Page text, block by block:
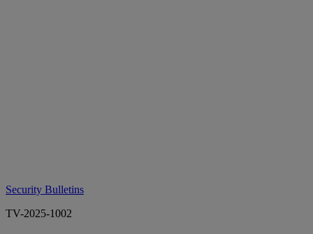
Security Bulletins
TV-2025-1002